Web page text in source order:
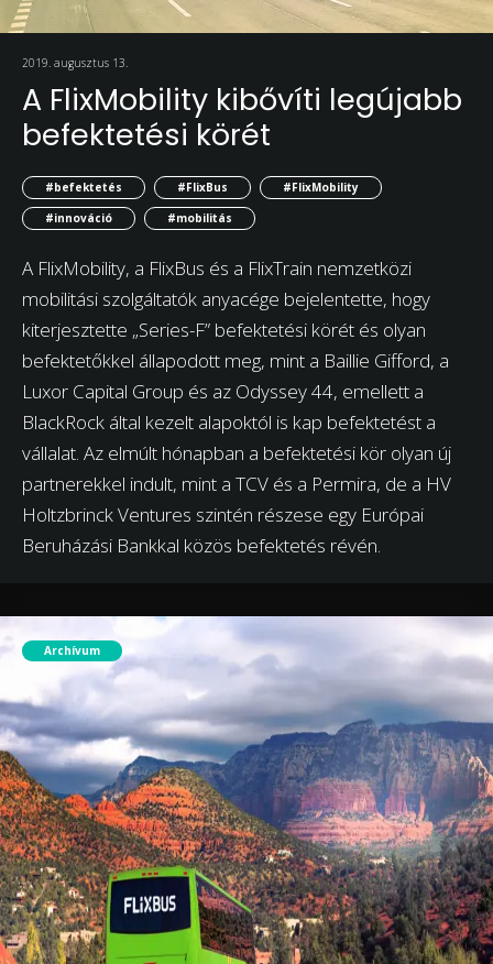
2019. augusztus 13.
A FlixMobility kibővíti legújabb
befektetési körét
#befektetés #FlixBus
#FlixMobility
#innováció
#mobilitás
A FlixMobility, a FlixBus és a FlixTrain nemzetközi
mobilitási szolgáltatók anyacége bejelentette, hogy
kiterjesztette „Series-F” befektetési körét és olyan
befektetőkkel állapodott meg, mint a Baillie Gifford, a
Luxor Capital Group és az Odyssey 44, emellett a
BlackRock által kezelt alapoktól is kap befektetést a
vállalat. Az elmúlt hónapban a befektetési kör olyan új
partnerekkel indult, mint a TCV és a Permira, de a HV
Holtzbrinck Ventures szintén részese egy Európai
Beruházási Bankkal közös befektetés révén.
Archívum